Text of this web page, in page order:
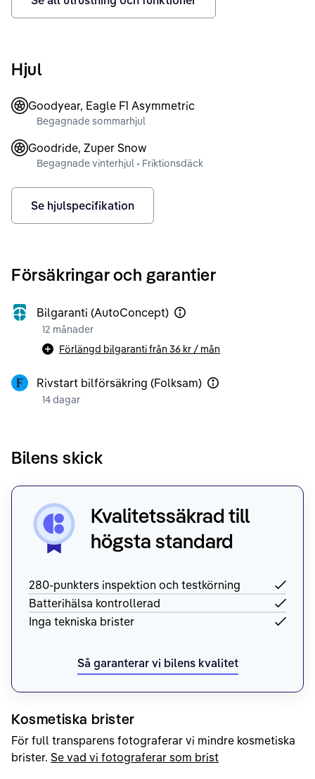
Hjul
Goodyear, Eagle F1 Asymmetric
Begagnade sommarhjul
Goodride, Zuper Snow
Begagnade vinterhjul • Friktionsdäck
Se hjulspecifikation
Försäkringar och garantier
Bilgaranti (AutoConcept)
12 månader
Förlängd bilgaranti från 36 kr / mån
Rivstart bilförsäkring (Folksam)
14 dagar
Bilens skick
Kvalitetssäkrad till
högsta standard
280-punkters inspektion och testkörning
Batterihälsa kontrollerad
Inga tekniska brister
Så garanterar vi bilens kvalitet
Kosmetiska brister
För full transparens fotograferar vi mindre kosmetiska
brister. Se vad vi fotograferar som brist